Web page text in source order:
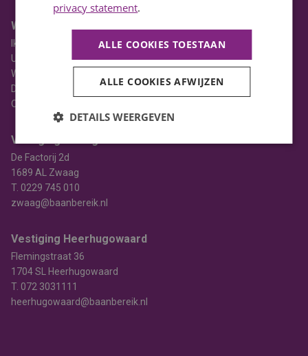
Werkgever
Ik heb een vacature
Uitzenden
Werving & selectie
Detacheren
Opleiden
Vestiging Zwaag
De Factorij 2d
1689 AL Zwaag
T. 0229 745 010
zwaag@baanbereik.nl
Vestiging Heerhugowaard
Flemingstraat 36
1704 SL Heerhugowaard
T. 072 3031111
heerhugowaard@baanbereik.nl
privacy statement.
ALLE COOKIES TOESTAAN
ALLE COOKIES AFWIJZEN
DETAILS WEERGEVEN